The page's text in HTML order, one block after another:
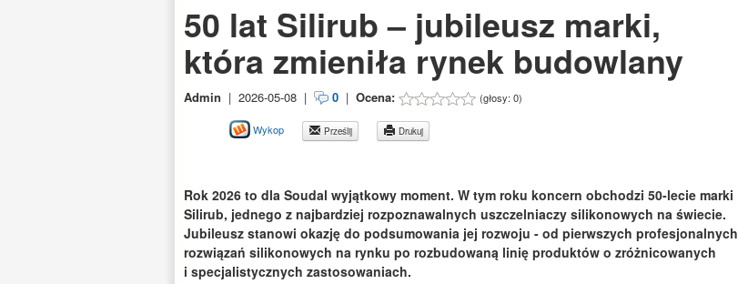
50 lat Silirub – jubileusz marki,
która zmieniła rynek budowlany
Admin | 2026-05-08 | 0 | Ocena: (głosy: 0)
Wykop Prześlij Drukuj
Rok 2026 to dla Soudal wyjątkowy moment. W tym roku koncern obchodzi 50-lecie marki
Silirub, jednego z najbardziej rozpoznawalnych uszczelniaczy silikonowych na świecie.
Jubileusz stanowi okazję do podsumowania jej rozwoju - od pierwszych profesjonalnych
rozwiązań silikonowych na rynku po rozbudowaną linię produktów o zróżnicowanych
i specjalistycznych zastosowaniach.